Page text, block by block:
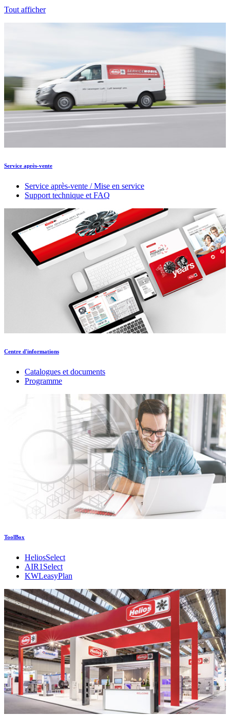
Tout afficher
Service après-vente
Service après-vente / Mise en service
Support technique et FAQ
Centre d'informations
Catalogues et documents
Programme
ToolBox
HeliosSelect
AIR1Select
KWLeasyPlan